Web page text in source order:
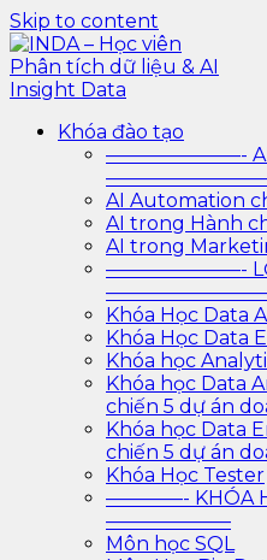
Skip to content
INDA – Học viên Phân
INDA – Học viện Đào tạo
sâu cho ngành ngân
và doanh nghiệp với các
lộ trình với AI
Khóa đào tạo
———————- AI
AI Automation
AI trong Hành
AI trong
———————- LỘ
Khóa Học Data
Khóa Học Data
Khóa học
Khóa học Data
chiến 5 dự án
Khóa học Data
chiến 5 dự án
Khóa Học Tester
————- KHÓA
——————–
Môn học SQL